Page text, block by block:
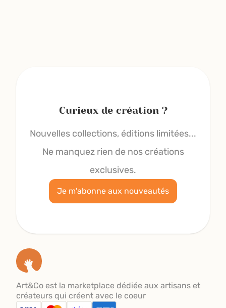
Curieux de création ?
Nouvelles collections, éditions limitées...
Ne manquez rien de nos créations
exclusives.
Je m'abonne aux nouveautés
Art&Co est la marketplace dédiée aux artisans et
créateurs qui créent avec le coeur